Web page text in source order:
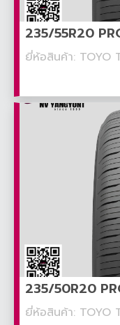
235/55R20
ยี่ห้อสินค้า: TOYO
235/50R20
ยี่ห้อสินค้า: TOYO